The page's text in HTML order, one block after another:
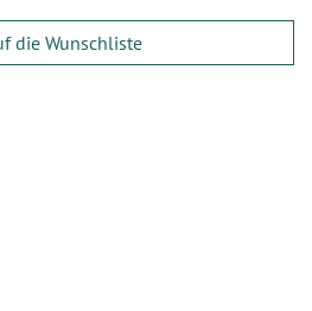
die Wunschliste